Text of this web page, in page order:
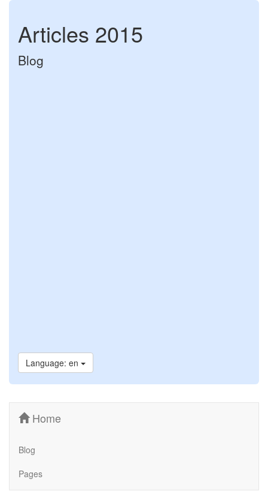
Articles 2015
Blog
Language: en
Home
Blog
Pages